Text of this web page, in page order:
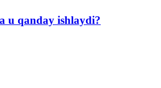
u qanday ishlaydi?